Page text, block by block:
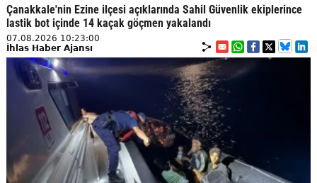
Çanakkale'nin Ezine ilçesi açıklarında Sahil Güvenlik ekiplerince
lastik bot içinde 14 kaçak göçmen yakalandı
07.08.2026 10:23:00
İhlas Haber Ajansı